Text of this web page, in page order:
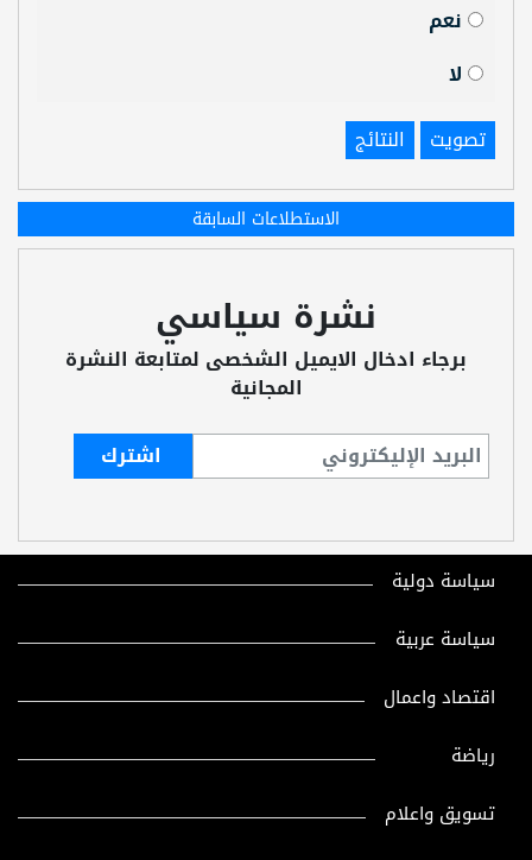
نعم
لا
تصويت
النتائج
الاستطلاعات السابقة
نشرة سياسي
برجاء ادخال الايميل الشخصى لمتابعة النشرة
المجانية
سياسة دولية
سياسة عربية
اقتصاد واعمال
رياضة
تسويق واعلام